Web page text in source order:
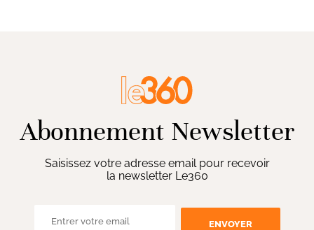
Abonnement Newsletter
Saisissez votre adresse email pour recevoir
la newsletter Le360
ENVOYER